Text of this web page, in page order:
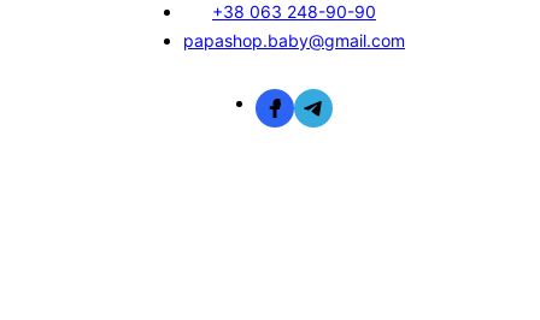
+38 063 248-90-90
papashop.baby@gmail.com